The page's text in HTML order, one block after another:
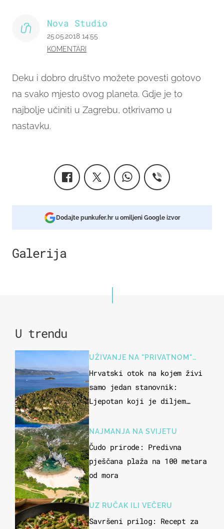
Deku i dobro društvo možete povesti gotovo
na svako mjesto ovog planeta. Gdje je to
najbolje učiniti u Zagrebu, otkrivamo u
nastavku.
Nova Studio
25.05.2018 14:55
KOMENTARI
Dodajte punkufer.hr u omiljeni Google izvor
Galerija
U trendu
UŽIVANJE NA "PRIVATNOM"
OTOKU
Hrvatski otok na kojem živi
samo jedan stanovnik:
Ljepotan koji je diljem
"bijelom zlatu"
NAJMANJA NA SVIJETU
Čudo prirode: Predivna
pješčana plaža na 100 metara
od mora
UZ RUČAK ILI VEČERU
Savršeni prilog: Recept za